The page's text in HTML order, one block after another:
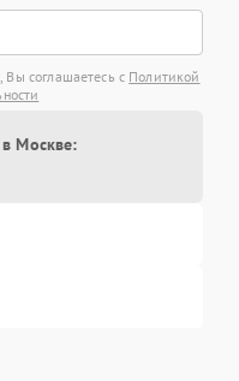
Вы соглашаетесь с Политикой
в Москве: